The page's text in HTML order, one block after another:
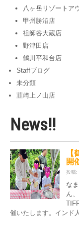
八ヶ岳リゾートア
甲州勝沼店
祖師谷大蔵店
野津田店
鶴川平和台店
Staffブログ
未分類
韮崎上ノ山店
News!!
開
投稿:
な
ん
催いたします。インド